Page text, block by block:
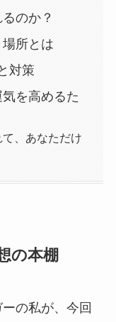
のか？
所とは
対策
を高めるた
、あなただけ
の本棚
の私が、今回